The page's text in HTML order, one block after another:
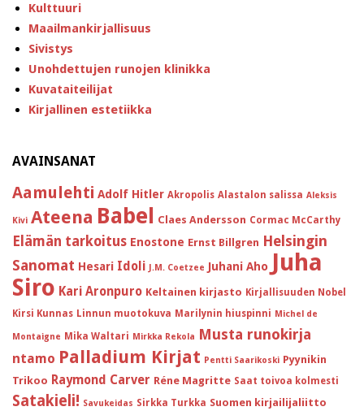
Kulttuuri
Maailmankirjallisuus
Sivistys
Unohdettujen runojen klinikka
Kuvataiteilijat
Kirjallinen estetiikka
AVAINSANAT
Aamulehti Adolf Hitler Akropolis Alastalon salissa Aleksis
Kivi Ateena Babel Claes Andersson Cormac McCarthy
Elämän tarkoitus Enostone Ernst Billgren Helsingin
Sanomat Hesari Idoli J.M. Coetzee Juhani Aho Juha
Siro Kari Aronpuro Keltainen kirjasto Kirjallisuuden Nobel
Kirsi Kunnas Linnun muotokuva Marilynin hiuspinni Michel de
Montaigne Mika Waltari Mirkka Rekola Musta runokirja
ntamo Palladium Kirjat Pentti Saarikoski Pyynikin
Trikoo Raymond Carver Réne Magritte Saat toivoa kolmesti
Satakieli! Savukeidas Sirkka Turkka Suomen kirjailijaliitto